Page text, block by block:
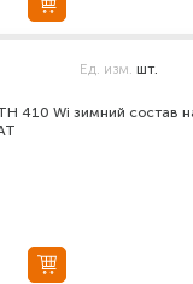
410 Wi зимний состав
Ед. изм. шт.